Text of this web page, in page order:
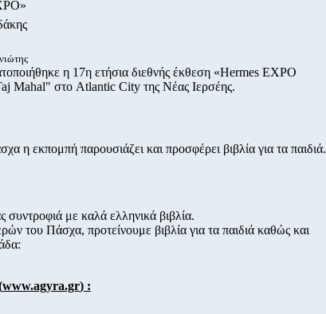
η 17η ετήσια διεθνής έκθεση «Hermes EXPO
Mahal" στο Atlantic City της Νέας Ιερσέης.
η εκπομπή παρουσιάζει και προσφέρει βιβλία για τα παιδιά.
με καλά ελληνικά βιβλία.
του Πάσχα, προτείνουμε βιβλία για τα παιδιά καθώς και
www.agyra.gr) :